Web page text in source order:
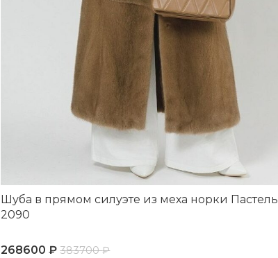
Шуба в прямом силуэте из меха норки Пастель
2090
268600₽ 383700₽